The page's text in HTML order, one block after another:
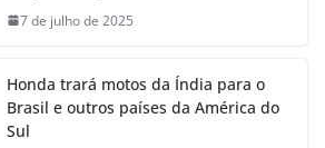
7 de julho de 2025
Honda trará motos da Índia para o
Brasil e outros países da América do
Sul